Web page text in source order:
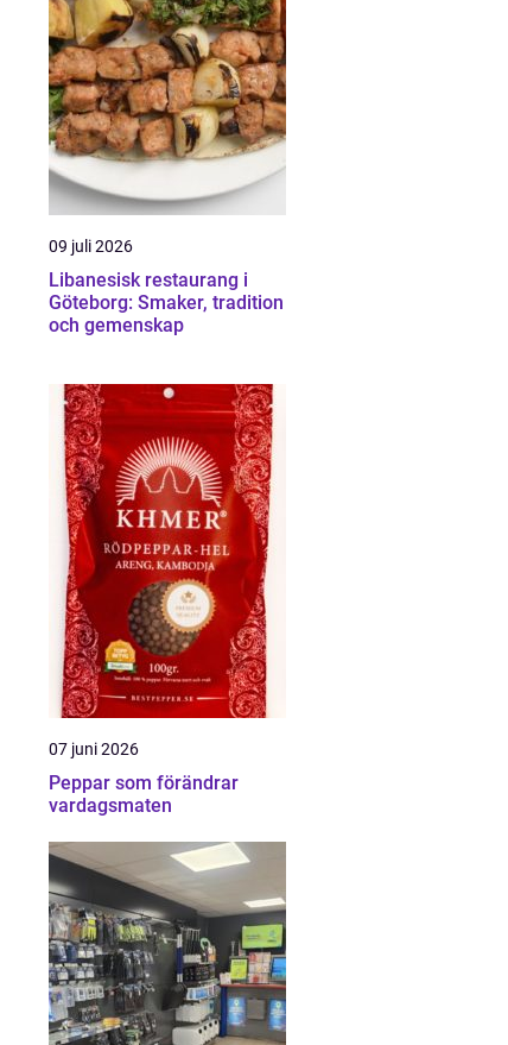
09 juli 2026
Libanesisk restaurang i
Göteborg: Smaker, tradition
och gemenskap
07 juni 2026
Peppar som förändrar
vardagsmaten